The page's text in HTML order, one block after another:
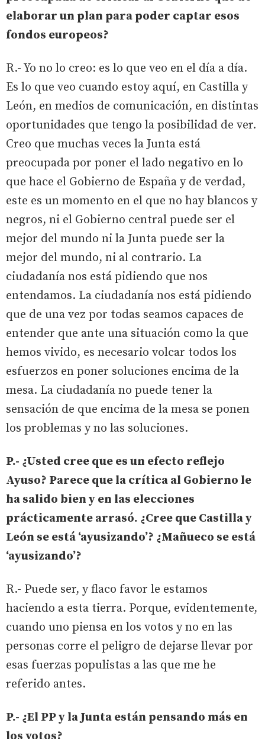
elaborar un plan para poder captar esos
fondos europeos?
R.- Yo no lo creo: es lo que veo en el día a día.
Es lo que veo cuando estoy aquí, en Castilla y
León, en medios de comunicación, en distintas
oportunidades que tengo la posibilidad de ver.
Creo que muchas veces la Junta está
preocupada por poner el lado negativo en lo
que hace el Gobierno de España y de verdad,
este es un momento en el que no hay blancos y
negros, ni el Gobierno central puede ser el
mejor del mundo ni la Junta puede ser la
mejor del mundo, ni al contrario. La
ciudadanía nos está pidiendo que nos
entendamos. La ciudadanía nos está pidiendo
que de una vez por todas seamos capaces de
entender que ante una situación como la que
hemos vivido, es necesario volcar todos los
esfuerzos en poner soluciones encima de la
mesa. La ciudadanía no puede tener la
sensación de que encima de la mesa se ponen
los problemas y no las soluciones.
P.- ¿Usted cree que es un efecto reflejo
Ayuso? Parece que la crítica al Gobierno le
ha salido bien y en las elecciones
prácticamente arrasó. ¿Cree que Castilla y
León se está ‘ayusizando’? ¿Mañueco se está
‘ayusizando’?
R.- Puede ser, y flaco favor le estamos
haciendo a esta tierra. Porque, evidentemente,
cuando uno piensa en los votos y no en las
personas corre el peligro de dejarse llevar por
esas fuerzas populistas a las que me he
referido antes.
P.- ¿El PP y la Junta están pensando más en